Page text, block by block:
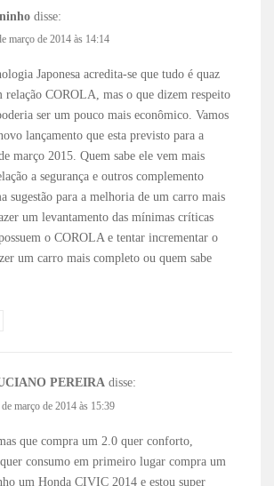
disse:
março de 2014 às 14:14
Japonesa acredita-se que tudo é quaz
relação COROLA, mas o que dizem respeito
ser um pouco mais econômico. Vamos
lançamento que esta previsto para a
março 2015. Quem sabe ele vem mais
a segurança e outros complemento
sugestão para a melhoria de um carro mais
um levantamento das mínimas críticas
o COROLA e tentar incrementar o
um carro mais completo ou quem sabe
PEREIRA disse:
de março de 2014 às 15:39
que compra um 2.0 quer conforto,
consumo em primeiro lugar compra um
um Honda CIVIC 2014 e estou super